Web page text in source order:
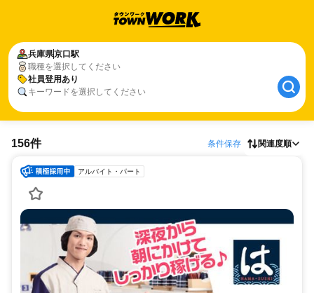
兵庫県京口駅
職種を選択してください
社員登用あり
キーワードを選択してください
156件 条件保存 関連度順
アルバイト・パート